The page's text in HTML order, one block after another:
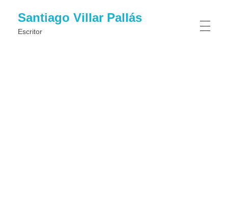
Santiago Villar Pallás
Escritor